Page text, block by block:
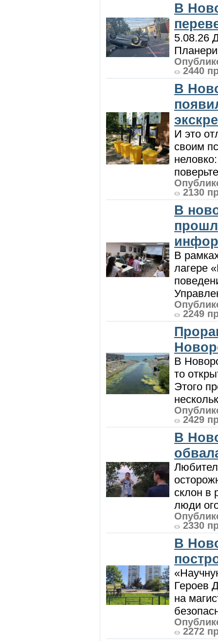
В
5.08.26
2440
В
И это
своим
2130
В
В
лагере
2249
В
то
Этого
2429
В
склон в
люди
2330
В
Героев
на
2272